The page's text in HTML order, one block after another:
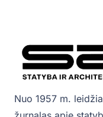
Nuo 1957 m.